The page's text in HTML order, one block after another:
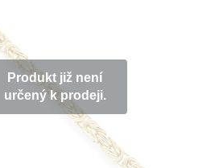
Produkt již není
určený k prodeji.